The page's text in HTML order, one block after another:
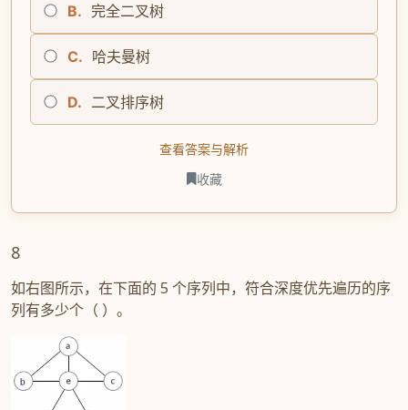
B. 完全二叉树
C. 哈夫曼树
D. 二叉排序树
查看答案与解析
收藏
8
如右图所示，在下面的 5 个序列中，符合深度优先遍历的序
列有多少个（ ）。